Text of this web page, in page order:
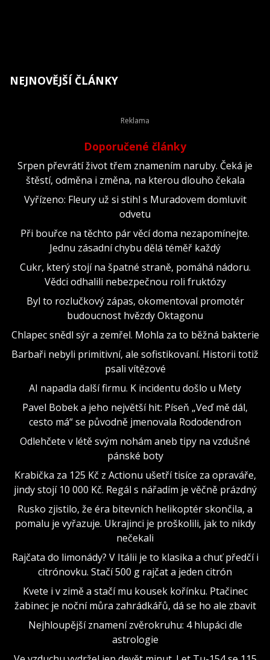
NEJNOVĚJŠÍ ČLÁNKY
Doporučené články
Srpen převrátí život třem znamením naruby. Čeká je
štěstí, odměna i změna, na kterou dlouho čekala
Vyřízeno: Fleury už si stihl s Muradovem domluvit
odvetu
Při bouřce na těchto pár věcí doma nezapomínejte.
Jednu zásadní chybu dělá téměř každý
Cukr, který stojí na špatné straně, pomáhá nádoru.
Vědci odhalili nebezpečnou roli fruktózy
Byl to rozlučkový zápas, okomentoval promotér
budoucnost hvězdy Oktagonu
Chlapec snědl sýr a zemřel. Mohla za to běžná bakterie
Barbaři nebyli primitivní, ale sofistikovaní. Historii totiž
psali vítězové
AI napadla další firmu. K incidentu došlo u Mety
Pavel Bobek a jeho největší hit: Píseň „Veď mě dál,
cesto má“ se původně jmenovala Rododendron
Odlehčete v létě svým nohám aneb tipy na vzdušné
pánské boty
Krabička za 125 Kč z Actionu ušetří tisíce za opraváře,
jindy stojí 10 000 Kč. Regál s nářadím je věčně prázdný
Rusko zjistilo, že éra bitevních helikoptér skončila, a
pomalu je vyřazuje. Ukrajinci je proškolili, jak to nikdy
nečekali
Rajčata do limonády? V Itálii je to klasika a chuť předčí i
citrónovku. Stačí 500 g rajčat a jeden citrón
Kvete i v zimě a stačí mu kousek kořínku. Ptačinec
žabinec je noční můra zahrádkářů, dá se ho ale zbavit
Nejhloupější znamení zvěrokruhu: 4 hlupáci dle
astrologie